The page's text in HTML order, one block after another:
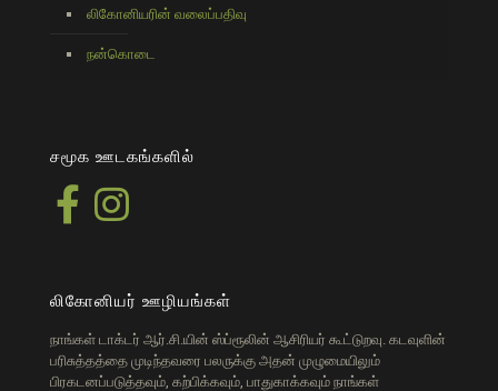
லிகோனியரின் வலைப்பதிவு
நன்கொடை
சமூக ஊடகங்களில்
லிகோனியர் ஊழியங்கள்
நாங்கள் டாக்டர் ஆர்.சி.யின் ஸ்ப்ரூலின் ஆசிரியர் கூட்டுறவு. கடவுளின்
பரிசுத்தத்தை முடிந்தவரை பலருக்கு அதன் முழுமையிலும்
பிரகடனப்படுத்தவும், கற்பிக்கவும், பாதுகாக்கவும் நாங்கள்